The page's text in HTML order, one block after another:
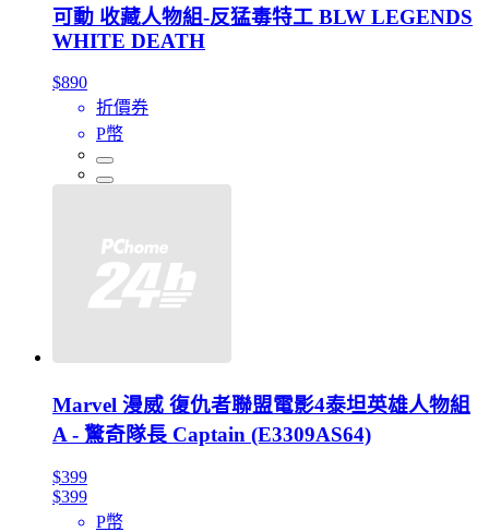
可動 收藏人物組-反猛毒特工 BLW LEGENDS
WHITE DEATH
$890
折價券
P幣
Marvel 漫威 復仇者聯盟電影4泰坦英雄人物組
A - 驚奇隊長 Captain (E3309AS64)
$399
$399
P幣